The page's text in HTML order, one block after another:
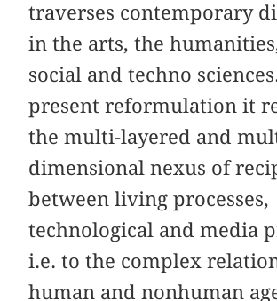
traverses contemporary
in the arts, the
social and techno
present reformulation it
the multi-layered and
dimensional nexus of
between living processes,
technological and media
i.e. to the complex
human and nonhuman